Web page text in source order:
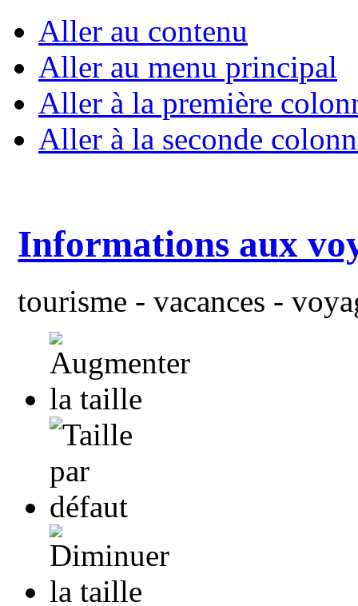
Aller au contenu
Aller au menu principal
Aller à la première
Aller à la seconde
Informations aux
tourisme - vacances -